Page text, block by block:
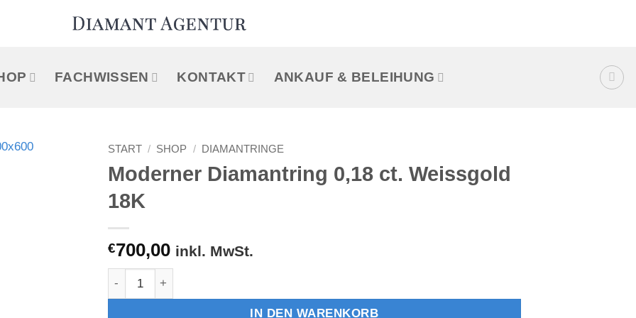
FACHWISSEN KONTAKT ANKAUF & BELEIHUNG
START / SHOP / DIAMANTRINGE
Moderner Diamantring 0,18 ct. Weissgold
18K
€700,00 inkl. MwSt.
IN DEN WARENKORB